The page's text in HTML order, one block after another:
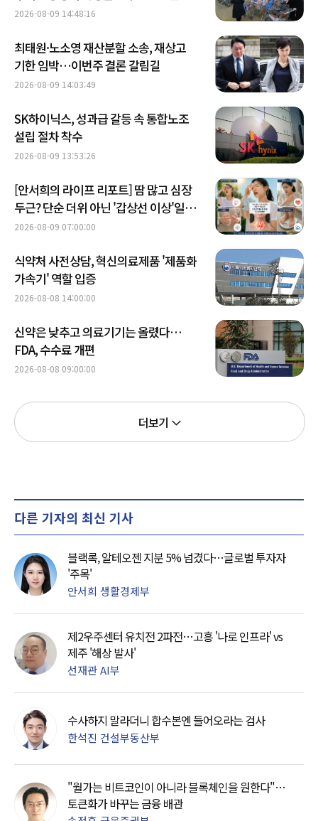
2026-08-09 14:48:16
최태원·노소영 재산분할 소송, 재상고
기한 임박…이번주 결론 갈림길
2026-08-09 14:03:49
SK하이닉스, 성과급 갈등 속 통합노조
설립 절차 착수
2026-08-09 13:53:26
[안서희의 라이프 리포트] 땀 많고 심장
두근? 단순 더위 아닌 '갑상선 이상'일
수도
2026-08-09 07:00:00
식약처 사전상담, 혁신의료제품 '제품화
가속기' 역할 입증
2026-08-08 14:00:00
신약은 낮추고 의료기기는 올렸다…
FDA, 수수료 개편
2026-08-08 09:00:00
더보기
다른 기자의 최신 기사
블랙록, 알테오젠 지분 5% 넘겼다…글로벌 투자자
'주목'
안서희 생활경제부
제2우주센터 유치전 2파전…고흥 '나로 인프라' vs
제주 '해상 발사'
선재관 AI부
수사하지 말라더니 합수본엔 들어오라는 검사
한석진 건설부동산부
"월가는 비트코인이 아니라 블록체인을 원한다"…
토큰화가 바꾸는 금융 배관